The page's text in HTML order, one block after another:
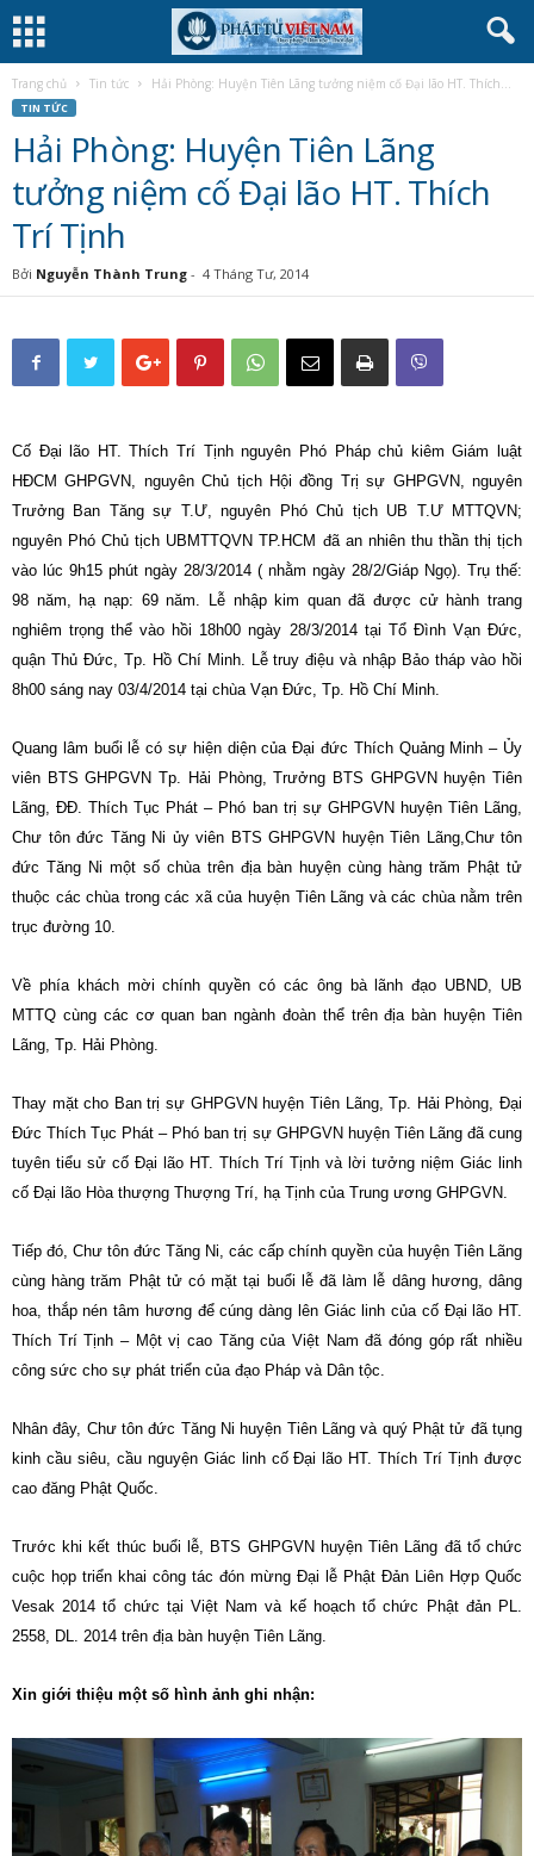
Trang chủ Tin tức Hải Phòng: Huyện Tiên Lãng tưởng niệm cố Đại lão HT. Thích...
TIN TỨC
Hải Phòng: Huyện Tiên Lãng
tưởng niệm cố Đại lão HT. Thích
Trí Tịnh
Bởi Nguyễn Thành Trung - 4 Tháng Tư, 2014
Cố Đại lão HT. Thích Trí Tịnh nguyên Phó Pháp chủ kiêm Giám luật
HĐCM GHPGVN, nguyên Chủ tịch Hội đồng Trị sự GHPGVN, nguyên
Trưởng Ban Tăng sự T.Ư, nguyên Phó Chủ tịch UB T.Ư MTTQVN;
nguyên Phó Chủ tịch UBMTTQVN TP.HCM đã an nhiên thu thần thị tịch
vào lúc 9h15 phút ngày 28/3/2014 ( nhằm ngày 28/2/Giáp Ngọ). Trụ thế:
98 năm, hạ nạp: 69 năm. Lễ nhập kim quan đã được cử hành trang
nghiêm trọng thể vào hồi 18h00 ngày 28/3/2014 tại Tổ Đình Vạn Đức,
quận Thủ Đức, Tp. Hồ Chí Minh. Lễ truy điệu và nhập Bảo tháp vào hồi
8h00 sáng nay 03/4/2014 tại chùa Vạn Đức, Tp. Hồ Chí Minh.
Quang lâm buổi lễ có sự hiện diện của Đại đức Thích Quảng Minh – Ủy
viên BTS GHPGVN Tp. Hải Phòng, Trưởng BTS GHPGVN huyện Tiên
Lãng, ĐĐ. Thích Tục Phát – Phó ban trị sự GHPGVN huyện Tiên Lãng,
Chư tôn đức Tăng Ni ủy viên BTS GHPGVN huyện Tiên Lãng,Chư tôn
đức Tăng Ni một số chùa trên địa bàn huyện cùng hàng trăm Phật tử
thuộc các chùa trong các xã của huyện Tiên Lãng và các chùa nằm trên
trục đường 10.
Về phía khách mời chính quyền có các ông bà lãnh đạo UBND, UB
MTTQ cùng các cơ quan ban ngành đoàn thể trên địa bàn huyện Tiên
Lãng, Tp. Hải Phòng.
Thay mặt cho Ban trị sự GHPGVN huyện Tiên Lãng, Tp. Hải Phòng, Đại
Đức Thích Tục Phát – Phó ban trị sự GHPGVN huyện Tiên Lãng đã cung
tuyên tiểu sử cố Đại lão HT. Thích Trí Tịnh và lời tưởng niệm Giác linh
cố Đại lão Hòa thượng Thượng Trí, hạ Tịnh của Trung ương GHPGVN.
Tiếp đó, Chư tôn đức Tăng Ni, các cấp chính quyền của huyện Tiên Lãng
cùng hàng trăm Phật tử có mặt tại buổi lễ đã làm lễ dâng hương, dâng
hoa, thắp nén tâm hương để cúng dàng lên Giác linh của cố Đại lão HT.
Thích Trí Tịnh – Một vị cao Tăng của Việt Nam đã đóng góp rất nhiều
công sức cho sự phát triển của đạo Pháp và Dân tộc.
Nhân đây, Chư tôn đức Tăng Ni huyện Tiên Lãng và quý Phật tử đã tụng
kinh cầu siêu, cầu nguyện Giác linh cố Đại lão HT. Thích Trí Tịnh được
cao đăng Phật Quốc.
Trước khi kết thúc buổi lễ, BTS GHPGVN huyện Tiên Lãng đã tổ chức
cuộc họp triển khai công tác đón mừng Đại lễ Phật Đản Liên Hợp Quốc
Vesak 2014 tổ chức tại Việt Nam và kế hoạch tổ chức Phật đản PL.
2558, DL. 2014 trên địa bàn huyện Tiên Lãng.
Xin giới thiệu một số hình ảnh ghi nhận: